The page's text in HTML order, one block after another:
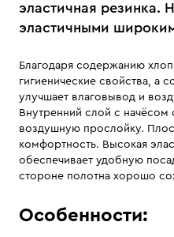
эластичная резинка.
эластичными
Благодаря содержанию
гигиенические свойства, а
улучшает влаговывод и
Внутренний слой с
воздушную прослойку.
комфортность. Высокая
обеспечивает удобную
стороне полотна хорошо
Особенности: